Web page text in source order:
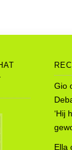
Gio
‘Hij
Ella